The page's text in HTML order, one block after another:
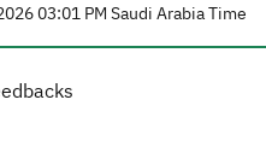
03:01 PM Saudi Arabia Time